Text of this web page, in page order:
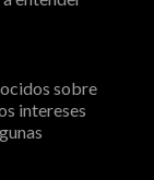
sobre
intereses